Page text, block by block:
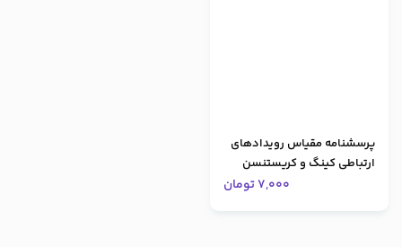
پرسشنامه مقیاس رویدادهای
ارتباطی کینگ و کریستنسن
7,000تومان